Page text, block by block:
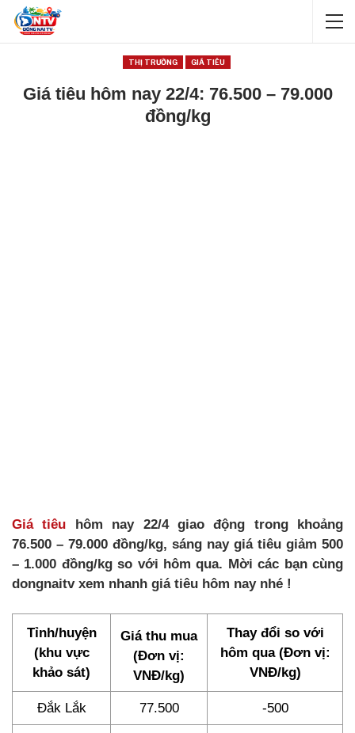
THỊ TRƯỜNG GIÁ TIÊU
Giá tiêu hôm nay 22/4: 76.500 – 79.000
đồng/kg
Giá tiêu hôm nay 22/4 giao động trong khoảng
76.500 – 79.000 đồng/kg, sáng nay giá tiêu giảm 500
– 1.000 đồng/kg so với hôm qua. Mời các bạn cùng
dongnaitv xem nhanh giá tiêu hôm nay nhé !
Tỉnh/huyện
(khu vực
khảo sát)
Giá thu mua
(Đơn vị:
VNĐ/kg)
Thay đổi so với
hôm qua (Đơn vị:
VNĐ/kg)
Đắk Lắk 77.500 -500